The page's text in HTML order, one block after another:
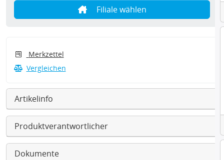
Filiale wählen
Merkzettel
Vergleichen
Artikelinfo
Produktverantwortlicher
Dokumente